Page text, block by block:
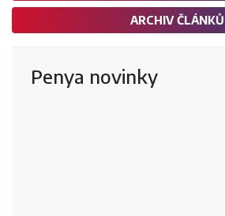
ARCHIV ČLÁNKŮ
Penya novinky